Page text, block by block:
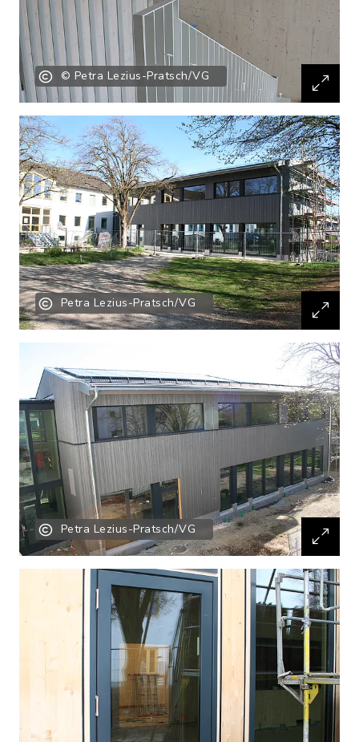
© Petra Lezius-Pratsch/VG
Petra Lezius-Pratsch/VG
Petra Lezius-Pratsch/VG